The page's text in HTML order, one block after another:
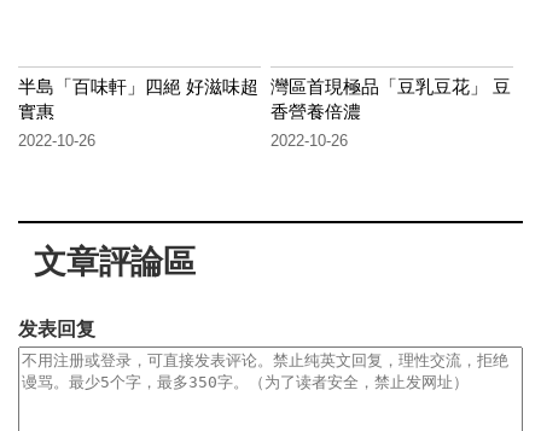
半島「百味軒」四絕 好滋味超
實惠
2022-10-26
灣區首現極品「豆乳豆花」 豆
香營養倍濃
2022-10-26
文章評論區
发表回复